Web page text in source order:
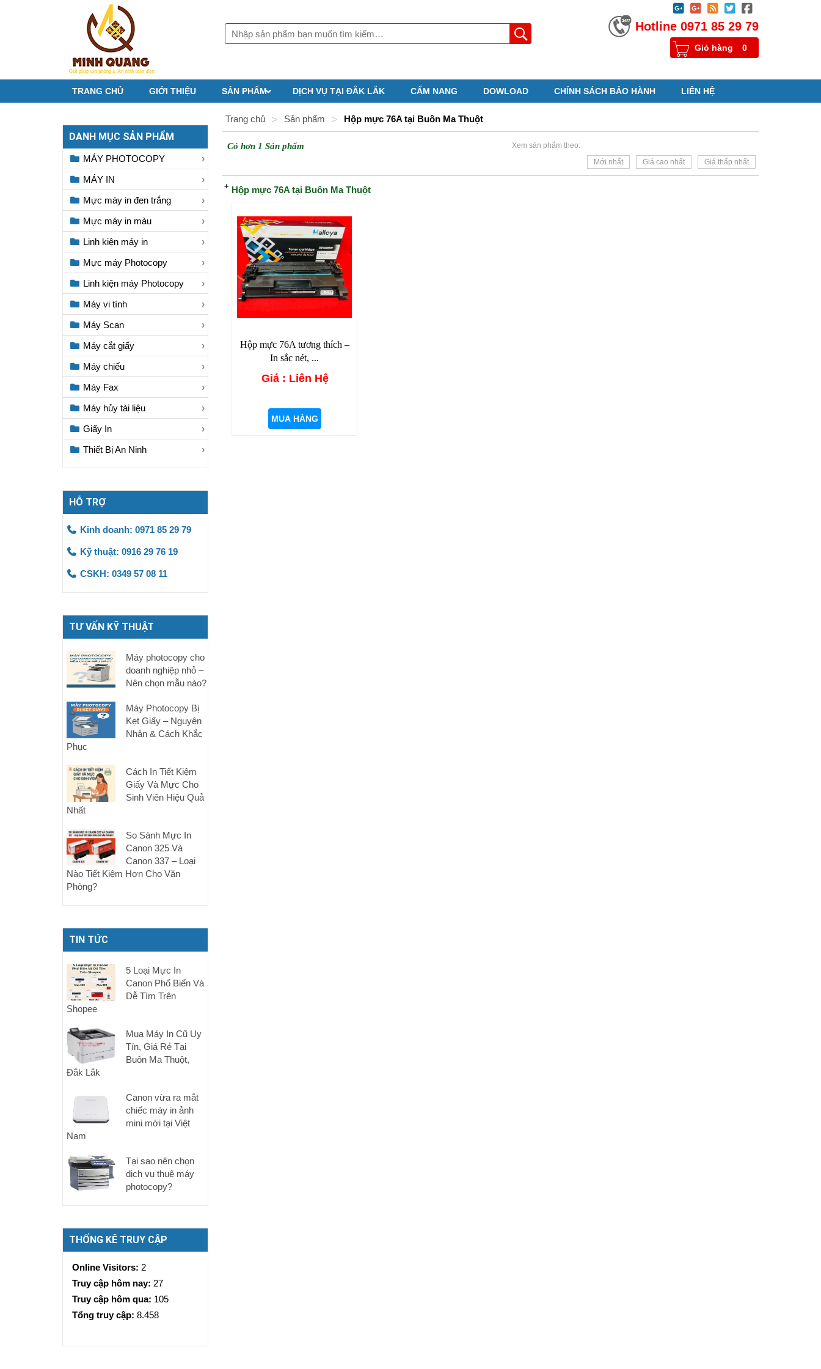





Hotline 0971 85 29 79
Giỏ hàng 0
TRANG CHỦ GIỚI THIỆU SẢN PHẨM DỊCH VỤ TẠI ĐẮK LẮK CẨM NANG DOWLOAD CHÍNH SÁCH BẢO HÀNH LIÊN HỆ
Trang chủ > Sản phẩm > Hộp mực 76A tại Buôn Ma Thuột
Có hơn 1 Sản phẩm
Xem sản phẩm theo:
Mới nhất
Giá cao nhất Giá thấp nhất
Hộp mực 76A tại Buôn Ma Thuột
Hộp mực 76A tương thích –
In sắc nét, ...
Giá : Liên Hệ
MUA HÀNG
DANH MỤC SẢN PHẨM
MÁY PHOTOCOPY
MÁY IN
Mực máy in đen trắng
Mực máy in màu
Linh kiện máy in
Mực máy Photocopy
Linh kiện máy Photocopy
Máy vi tính
Máy Scan
Máy cắt giấy
Máy chiếu
Máy Fax
Máy hủy tài liệu
Giấy In
Thiết Bị An Ninh
HỖ TRỢ
Kinh doanh: 0971 85 29 79
Kỹ thuật: 0916 29 76 19
CSKH: 0349 57 08 11
TƯ VẤN KỸ THUẬT
Máy photocopy cho
doanh nghiệp nhỏ –
Nên chọn mẫu nào?
Máy Photocopy Bị
Kẹt Giấy – Nguyên
Nhân & Cách Khắc
Phục
Cách In Tiết Kiệm
Giấy Và Mực Cho
Sinh Viên Hiệu Quả
Nhất
So Sánh Mực In
Canon 325 Và
Canon 337 – Loại
Nào Tiết Kiệm Hơn Cho Văn
Phòng?
TIN TỨC
5 Loại Mực In
Canon Phổ Biến Và
Dễ Tìm Trên
Shopee
Mua Máy In Cũ Uy
Tín, Giá Rẻ Tại
Buôn Ma Thuột,
Đắk Lắk
Canon vừa ra mắt
chiếc máy in ảnh
mini mới tại Việt
Nam
Tại sao nên chọn
dịch vụ thuê máy
photocopy?
THỐNG KÊ TRUY CẬP
Online Visitors: 2
Truy cập hôm nay: 27
Truy cập hôm qua: 105
Tổng truy cập: 8.458